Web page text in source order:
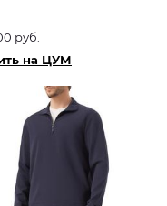
руб.
на ЦУМ